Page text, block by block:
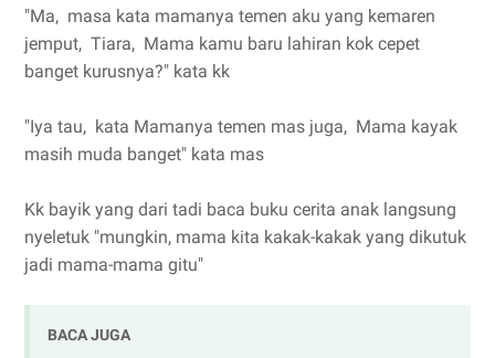
"Ma, masa kata mamanya temen aku yang kemaren
jemput, Tiara, Mama kamu baru lahiran kok cepet
banget kurusnya?" kata kk
"Iya tau, kata Mamanya temen mas juga, Mama kayak
masih muda banget" kata mas
Kk bayik yang dari tadi baca buku cerita anak langsung
nyeletuk "mungkin, mama kita kakak-kakak yang dikutuk
jadi mama-mama gitu"
BACA JUGA